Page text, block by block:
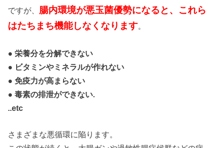
ですが、 腸内環境が悪玉菌優勢になると、これら
はたちまち機能しなくなります。
● 栄養分を分解できない
● ビタミンやミネラルが作れない
● 免疫力が高まらない
● 毒素の排泄ができない.
..etc
さまざまな悪循環に陥ります。